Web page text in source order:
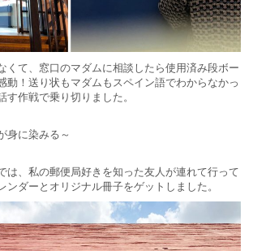
くて、窓口のマダムに相談したら使用済み段ボー
動！送り状もマダムもスペイン語でわからなかっ
す作戦で乗り切りました。
身に染みる～
は、私の郵便局好きを知った友人が連れて行って
ンダーとオリジナル冊子をゲットしました。